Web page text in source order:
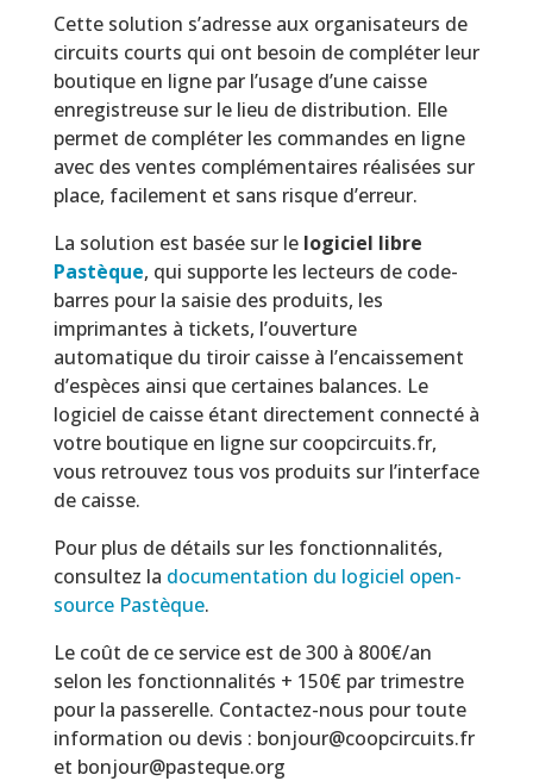
Cette solution s’adresse aux organisateurs de
circuits courts qui ont besoin de compléter leur
boutique en ligne par l’usage d’une caisse
enregistreuse sur le lieu de distribution. Elle
permet de compléter les commandes en ligne
avec des ventes complémentaires réalisées sur
place, facilement et sans risque d’erreur.
La solution est basée sur le logiciel libre
Pastèque, qui supporte les lecteurs de code-
barres pour la saisie des produits, les
imprimantes à tickets, l’ouverture
automatique du tiroir caisse à l’encaissement
d’espèces ainsi que certaines balances. Le
logiciel de caisse étant directement connecté à
votre boutique en ligne sur coopcircuits.fr,
vous retrouvez tous vos produits sur l’interface
de caisse.
Pour plus de détails sur les fonctionnalités,
consultez la documentation du logiciel open-
source Pastèque.
Le coût de ce service est de300 à 800€/an
selon les fonctionnalités + 150€ par trimestre
pour la passerelle. Contactez-nous pour toute
information ou devis : bonjour@coopcircuits.fr
et bonjour@pasteque.org